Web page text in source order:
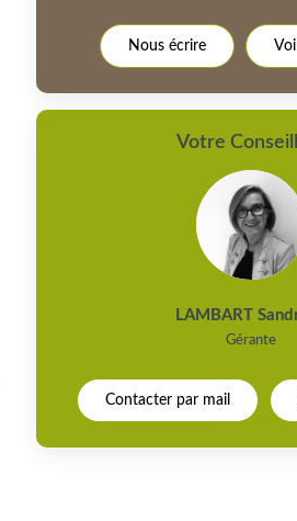
Nous écrire
Votre
LAMBART
Gérante
Contacter par mail